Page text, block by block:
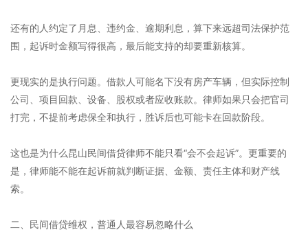
还有的人约定了月息、违约金、逾期利息，算下来远超司法保护范
围，起诉时金额写得很高，最后能支持的却要重新核算。
更现实的是执行问题。借款人可能名下没有房产车辆，但实际控制
公司、项目回款、设备、股权或者应收账款。律师如果只会把官司
打完，不提前考虑保全和执行，胜诉后也可能卡在回款阶段。
这也是为什么昆山民间借贷律师不能只看“会不会起诉”。更重要的
是，律师能不能在起诉前就判断证据、金额、责任主体和财产线
索。
二、民间借贷维权，普通人最容易忽略什么